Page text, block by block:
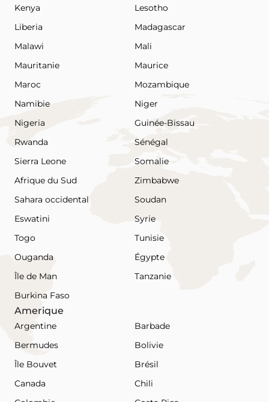
Kenya
Lesotho
Liberia
Madagascar
Malawi
Mali
Mauritanie
Maurice
Maroc
Mozambique
Namibie
Niger
Nigeria
Guinée-Bissau
Rwanda
Sénégal
Sierra Leone
Somalie
Afrique du Sud
Zimbabwe
Sahara occidental
Soudan
Eswatini
Syrie
Togo
Tunisie
Ouganda
Égypte
Île de Man
Tanzanie
Burkina Faso
Amerique
Argentine
Barbade
Bermudes
Bolivie
Île Bouvet
Brésil
Canada
Chili